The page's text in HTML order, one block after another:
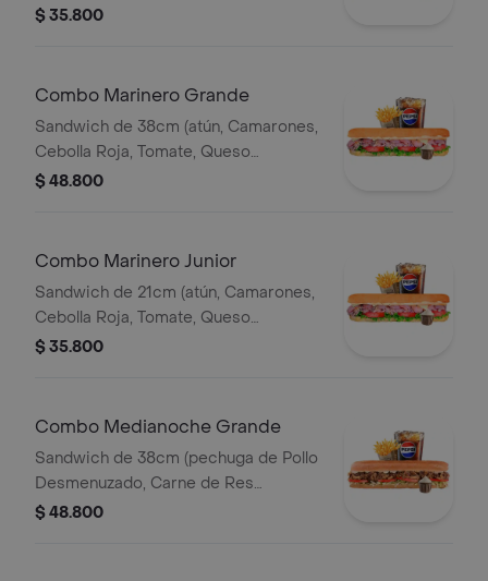
Mostaza,queso
$ 35.800
Combo Marinero Grande
Sandwich de 38cm (atún, Camarones,
Cebolla Roja, Tomate, Queso
Mozzareila, Lechuga y Salsa de Ajo)
$ 48.800
Combo Marinero Junior
Sandwich de 21cm (atún, Camarones,
Cebolla Roja, Tomate, Queso
Mozzareila, Lechuga y Salsa de Ajo)
$ 35.800
Combo Medianoche Grande
Sandwich de 38cm (pechuga de Pollo
Desmenuzado, Carne de Res
Desmechada, Tomate, Lechuga,
$ 48.800